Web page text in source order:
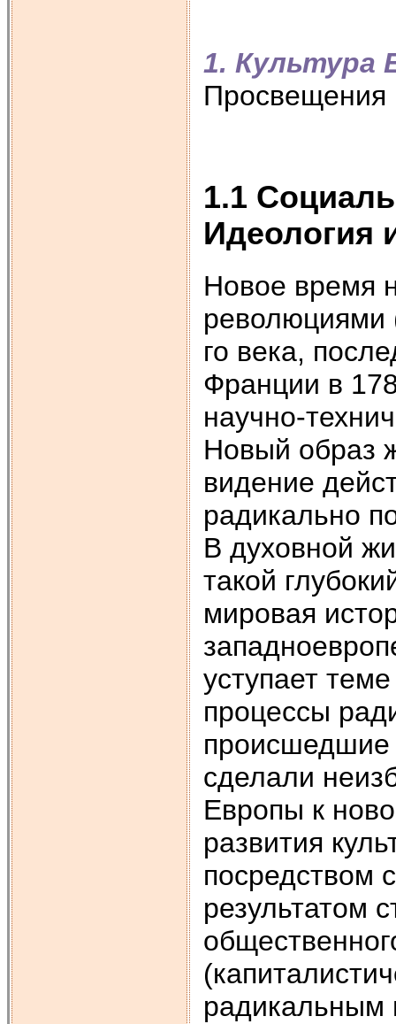
1. Культура
Просвещения
1.1
Идеология
Новое время
революциями
го века,
Франции в
научно-
Новый образ
видение
радикально
В духовной
такой
мировая
уступает
процессы
происшедшие
сделали
Европы к
развития
посредством
результатом
радикальным